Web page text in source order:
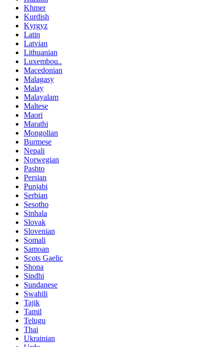
Khmer
Kurdish
Kyrgyz
Latin
Latvian
Lithuanian
Luxembou..
Macedonian
Malagasy
Malay
Malayalam
Maltese
Maori
Marathi
Mongolian
Burmese
Nepali
Norwegian
Pashto
Persian
Punjabi
Serbian
Sesotho
Sinhala
Slovak
Slovenian
Somali
Samoan
Scots Gaelic
Shona
Sindhi
Sundanese
Swahili
Tajik
Tamil
Telugu
Thai
Ukrainian